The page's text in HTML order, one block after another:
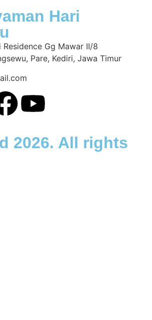
Hari
Gg Mawar II/8
Pare, Kediri, Jawa Timur
2026. All rights